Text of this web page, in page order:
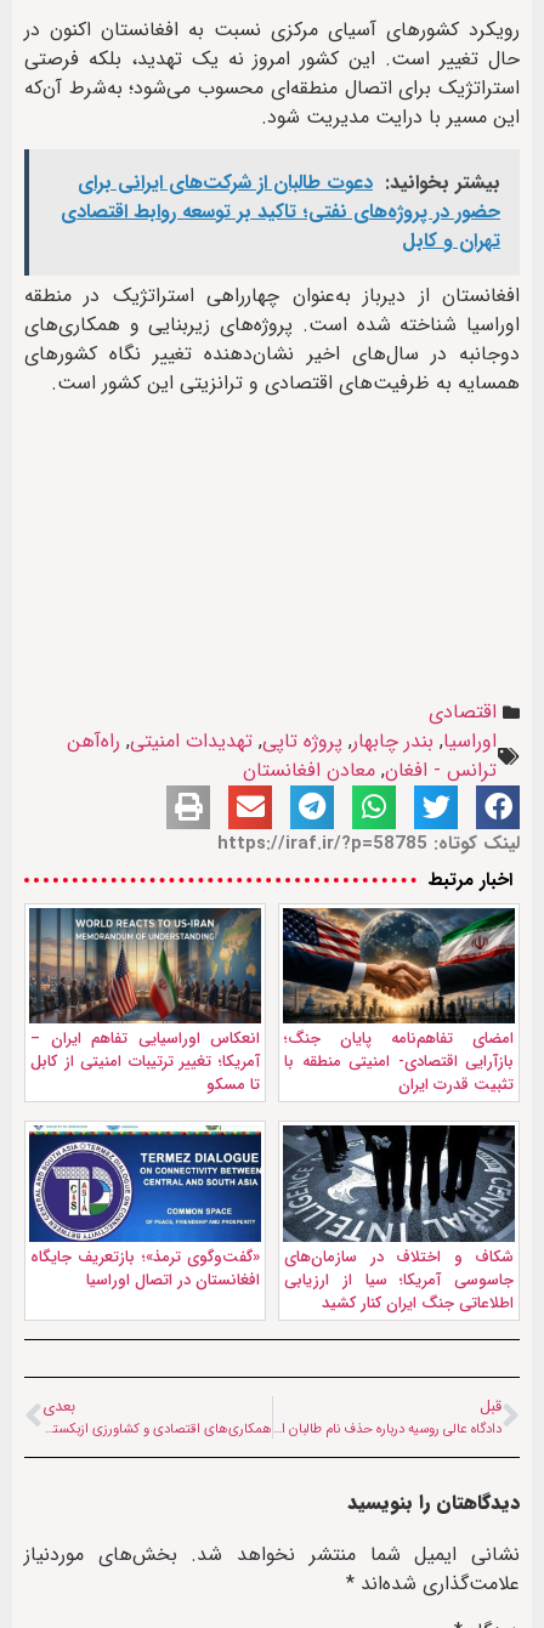
رویکرد کشورهای آسیای مرکزی نسبت به افغانستان اکنون در
حال تغییر است. این کشور امروز نه یک تهدید، بلکه فرصتی
استراتژیک برای اتصال منطقه‌ای محسوب می‌شود؛ به‌شرط آن‌که
این مسیر با درایت مدیریت شود.
بیشتر بخوانید: دعوت طالبان از شرکت‌های ایرانی برای
حضور در پروژه‌های نفتی؛ تاکید بر توسعه روابط اقتصادی
تهران و کابل
افغانستان از دیرباز به‌عنوان چهارراهی استراتژیک در منطقه
اوراسیا شناخته شده است. پروژه‌های زیربنایی و همکاری‌های
دوجانبه در سال‌های اخیر نشان‌دهنده تغییر نگاه کشورهای
همسایه به ظرفیت‌های اقتصادی و ترانزیتی این کشور است.
اقتصادی
اوراسیا, بندر چابهار, پروژه تاپی, تهدیدات امنیتی, راه‌آهن
ترانس - افغان, معادن افغانستان
لینک کوتاه: https://iraf.ir/?p=58785
اخبار مرتبط
امضای تفاهم‌نامه پایان جنگ؛
بازآرایی اقتصادی- امنیتی منطقه با
تثبیت قدرت ایران
انعکاس اوراسیایی تفاهم ایران –
آمریکا؛ تغییر ترتیبات امنیتی از کابل
تا مسکو
شکاف و اختلاف در سازمان‌های
جاسوسی آمریکا؛ سیا از ارزیابی
اطلاعاتی جنگ ایران کنار کشید
«گفت‌وگوی ترمذ»؛ بازتعریف جایگاه
افغانستان در اتصال اوراسیا
قبل
دادگاه عالی روسیه درباره حذف نام طالبان از لیست سیاه تصمیم می‌گیرد
بعدی
همکاری‌های اقتصادی و کشاورزی ازبکستان و افغانستان؛ وزیر کشاورزی طالبان به بخارا رفت
دیدگاهتان را بنویسید
نشانی ایمیل شما منتشر نخواهد شد. بخش‌های موردنیاز
علامت‌گذاری شده‌اند *